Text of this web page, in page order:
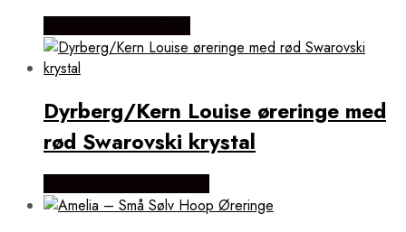
Dyrberg/Kern Louise øreringe med
rød Swarovski krystal